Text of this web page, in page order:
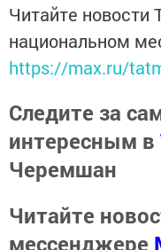
Читайте новости
национальном
https://max.ru/
Следите за
интересным в
Черемшан
Читайте
мессенджере